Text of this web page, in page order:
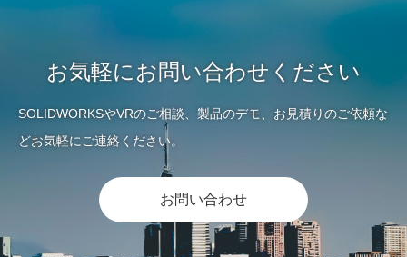
お気軽にお問い合わせください
SOLIDWORKSやVRのご相談、製品のデモ、お見積りのご依頼な
どお気軽にご連絡ください。
お問い合わせ